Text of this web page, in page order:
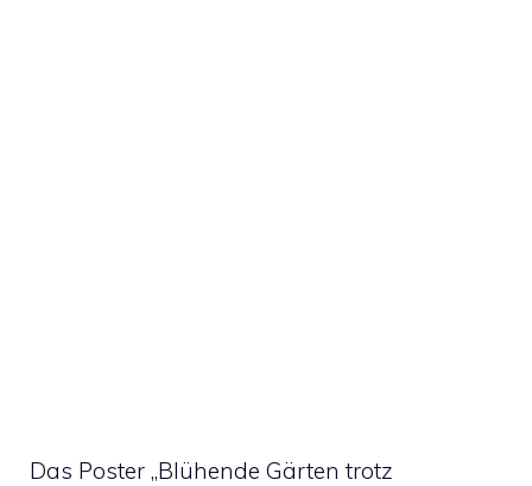
Das Poster „Blühende Gärten trotz